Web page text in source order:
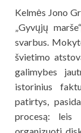
Kelmės Jono
„Gyvųjų
svarbus.
švietimo
galimybes
istorinius
patirtys,
procesą: leis
organizuoti